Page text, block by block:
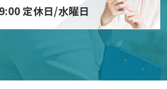
定休日/水曜日